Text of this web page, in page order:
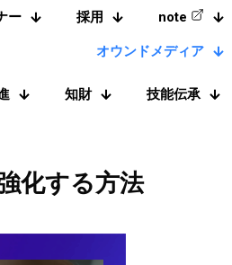
ー 採用 note
オウンドメディア
知財 技能伝承
化する方法